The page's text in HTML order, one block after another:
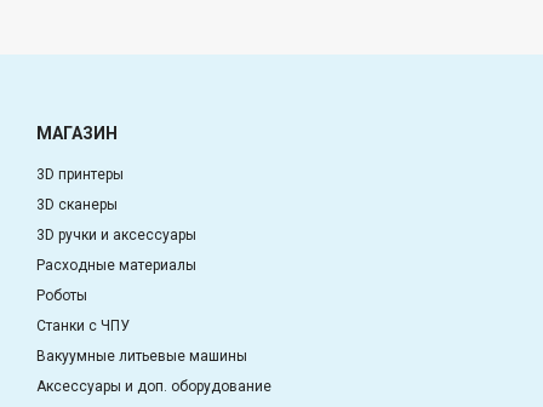
МАГАЗИН
3D принтеры
3D сканеры
3D ручки и аксессуары
Расходные материалы
Роботы
Станки с ЧПУ
Вакуумные литьевые машины
Аксессуары и доп. оборудование